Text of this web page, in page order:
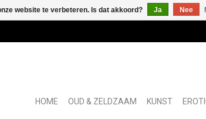
HOME OUD & ZELDZAAM KUNST
website te verbeteren. Is dat akkoord? Ja Nee